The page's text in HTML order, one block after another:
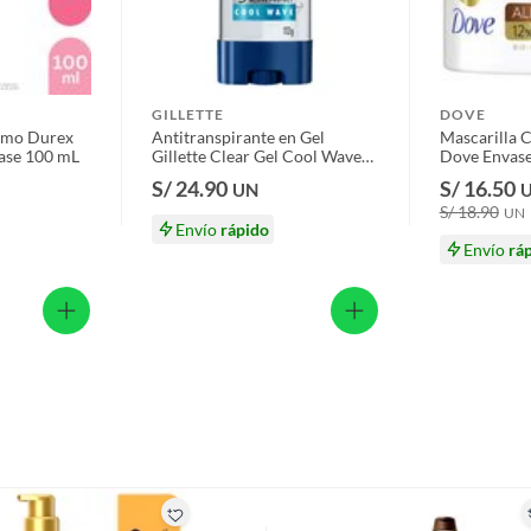
cuidado general para un cabello saludable.
productos para asfalto.
tecnología, línea blanca, colchones, muebles, bicicletas y
alimenticios, vitaminas.
con señales de uso, sin empaques, etiquetas o sellos.
Durex
100 mL
GILLETTE
Antitranspirante en Gel
Gillette Clear Gel Cool Wave
S/ 24.90 UN
Envío rápido
DOVE
Mascarilla
Dove
S/ 16.50
S/ 18.90 UN
Envío